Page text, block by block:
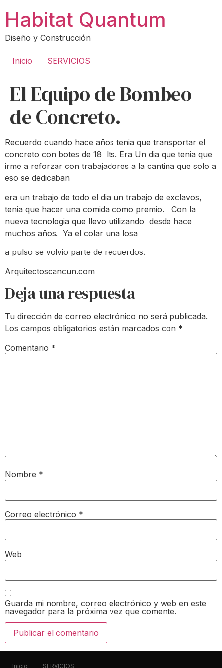
contenido
Habitat Quantum
Diseño y Construcción
Inicio SERVICIOS
El Equipo de Bombeo
de Concreto.
Recuerdo cuando hace años tenia que transportar el
concreto con botes de 18 lts. Era Un dia que tenia que
irme a reforzar con trabajadores a la cantina que solo a
eso se dedicaban
era un trabajo de todo el dia un trabajo de exclavos,
tenia que hacer una comida como premio. Con la
nueva tecnologia que llevo utilizando desde hace
muchos años. Ya el colar una losa
a pulso se volvio parte de recuerdos.
Arquitectoscancun.com
Deja una respuesta
Tu dirección de correo electrónico no será publicada.
Los campos obligatorios están marcados con *
Comentario *
Nombre *
Correo electrónico *
Web
Guarda mi nombre, correo electrónico y web en este
navegador para la próxima vez que comente.
Inicio SERVICIOS